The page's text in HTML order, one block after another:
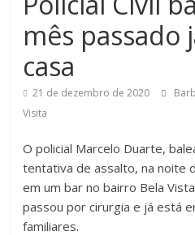
mês passado
casa
21 de dezembro de 2020
Visita
O policial Marcelo Duarte,
tentativa de assalto, na noite
em um bar no bairro Bela
passou por cirurgia e já está
familiares.